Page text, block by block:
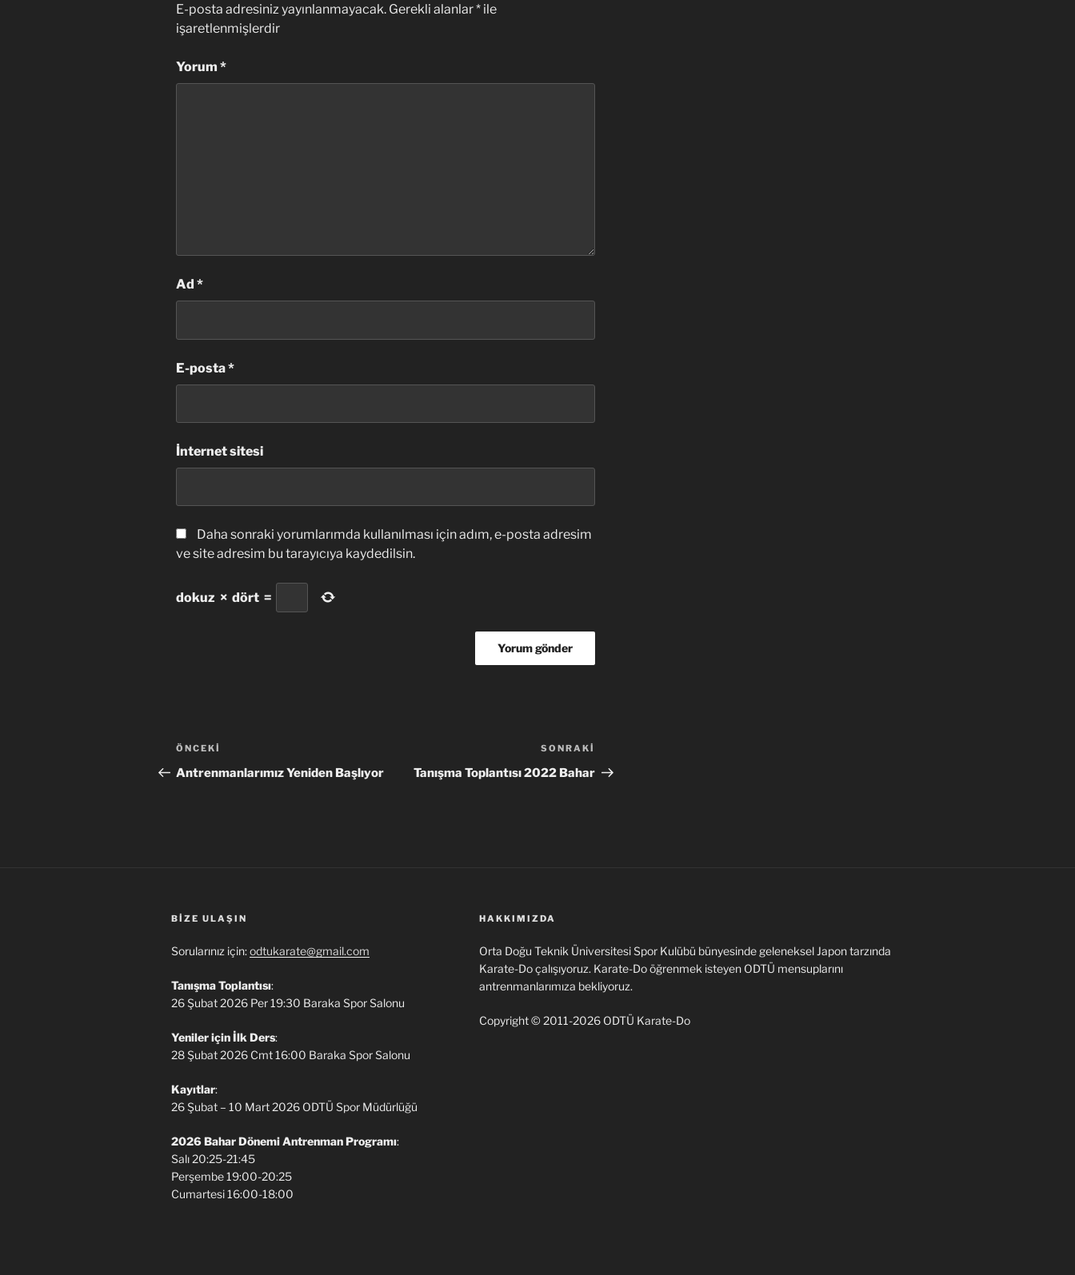
E-posta adresiniz yayınlanmayacak. Gerekli alanlar* ile
işaretlenmişlerdir
Yorum *
Ad *
E-posta*
İnternet sitesi
Daha sonraki yorumlarımda kullanılması için adım, e-posta adresim
ve site adresim bu tarayıcıya kaydedilsin.
dokuz × dört =
Yazı
gezinmesi
Önceki
Yazı
ÖNCEKI
Antrenmanlarımız Yeniden Başlıyor
Yazı
SONRAKI
Tanışma Toplantısı 2022 Bahar
BIZE ULAŞIN
Sorularınız için:odtukarate@gmail.com
Tanışma Toplantısı:
26 Şubat 2026 Per 19:30 Baraka Spor Salonu
Yeniler için İlk Ders:
28 Şubat 2026 Cmt 16:00 Baraka Spor Salonu
Kayıtlar:
26 Şubat – 10 Mart 2026 ODTÜ Spor Müdürlüğü
2026 Bahar Dönemi Antrenman Programı:
Salı 20:25-21:45
Perşembe 19:00-20:25
Cumartesi 16:00-18:00
HAKKIMIZDA
Orta Doğu Teknik Üniversitesi Spor Kulübü bünyesinde geleneksel Japon tarzında
Karate-Do çalışıyoruz. Karate-Do öğrenmek isteyen ODTÜ mensuplarını
antrenmanlarımıza bekliyoruz.
Copyright © 2011-2026 ODTÜ Karate-Do